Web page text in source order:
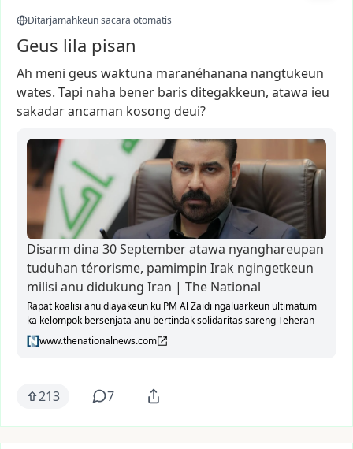
Ditarjamahkeun sacara otomatis
Geus lila pisan
Ah meni geus waktuna maranéhanana nangtukeun
wates. Tapi naha bener baris ditegakkeun, atawa ieu
sakadarancaman kosong deui?
Disarm dina 30 September atawa nyanghareupan
tuduhan térorisme, pamimpin Irak ngingetkeun
milisi anu didukung Iran | The National
Rapat koalisi anu diayakeun ku PM Al Zaidi ngaluarkeun ultimatum
ka kelompok bersenjata anu bertindak solidaritas sareng Teheran
www.thenationalnews.com
213 7